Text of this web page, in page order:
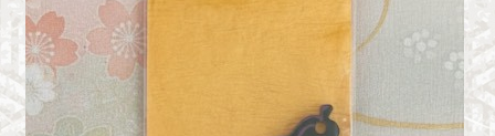
ッ
プ
を
展